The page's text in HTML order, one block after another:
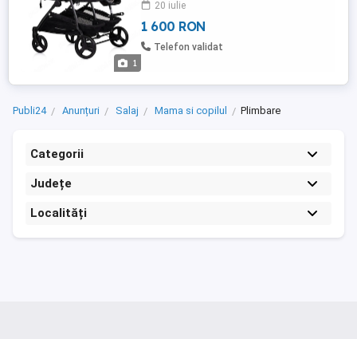
1
cu el . Prețul este negociabil
20 iulie
1 600 RON
Telefon validat
Publi24 Anunțuri Salaj Mama si copilul Plimbare
Categorii
Județe
Localități